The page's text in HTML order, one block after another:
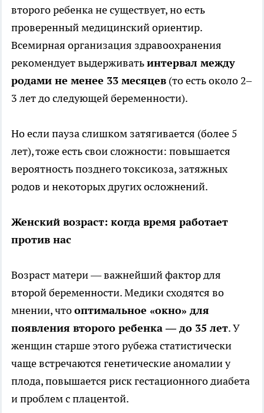
второго ребенка не существует, но есть
проверенный медицинский ориентир.
Всемирная организация здравоохранения
рекомендует выдерживатьинтервал между
родами не менее 33 месяцев (то есть около 2–
3 лет до следующей беременности).
Но если пауза слишком затягивается (более 5
лет), тоже есть свои сложности: повышается
вероятность позднего токсикоза, затяжных
родов и некоторых других осложнений.
Женский возраст: когда время работает
против нас
Возраст матери — важнейший фактор для
второй беременности. Медики сходятся во
мнении, чтооптимальное «окно» для
появления второго ребенка — до 35 лет. У
женщин старше этого рубежа статистически
чаще встречаются генетические аномалии у
плода, повышается риск гестационного диабета
и проблем с плацентой.